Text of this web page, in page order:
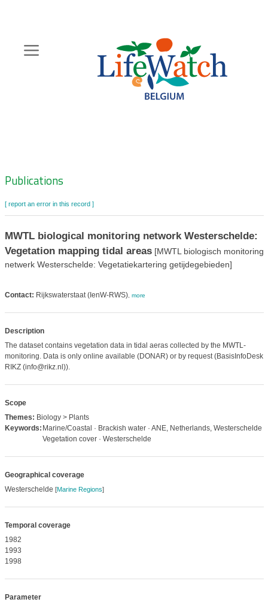
content
Zoeknavigatie
Publications
[ report an error in this record ]
MWTL biological monitoring network Westerschelde:
Vegetation mapping tidal areas[MWTL biologisch monitoring
netwerk Westerschelde: Vegetatiekartering getijdegebieden]
Contact: Rijkswaterstaat (IenW-RWS), more
Description
The dataset contains vegetation data in tidal aeras collected by the MWTL-
monitoring. Data is only online available (DONAR) or by request (BasisInfoDesk
RIKZ (info@rikz.nl)).
Scope
Themes: Biology > Plants
Keywords: Marine/Coastal · Brackish water · ANE, Netherlands, Westerschelde ·
Vegetation cover · Westerschelde
Geographical coverage
Westerschelde [Marine Regions]
Temporal coverage
1982
1993
1998
Parameter